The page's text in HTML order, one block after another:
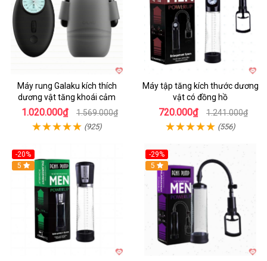
Máy rung Galaku kích thích
dương vật tăng khoái cảm
1.020.000₫ 1.569.000₫
(925)
Máy tập tăng kích thước dương
vật có đồng hồ
720.000₫ 1.241.000₫
(556)
-20%
5
-29%
5